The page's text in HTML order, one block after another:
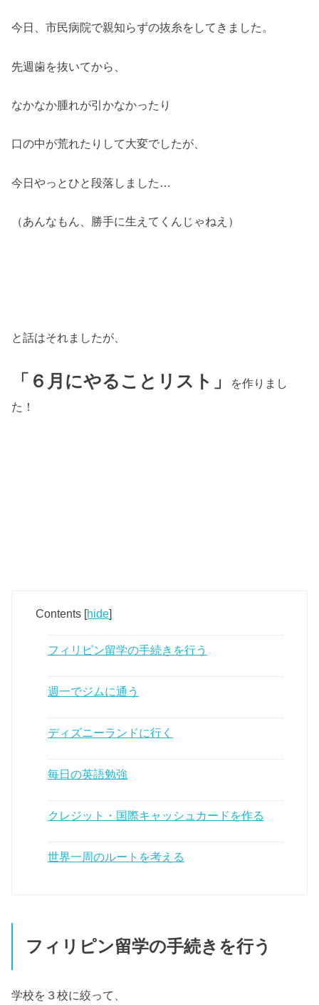
今日、市民病院で親知らずの抜糸をしてきました。
先週歯を抜いてから、
なかなか腫れが引かなかったり
口の中が荒れたりして大変でしたが、
今日やっとひと段落しました…
（あんなもん、勝手に生えてくんじゃねえ）
と話はそれましたが、
「６月にやることリスト」
を作りまし
た！
Contents [hide]
フィリピン留学の手続きを行う
週一でジムに通う
ディズニーランドに行く
毎日の英語勉強
クレジット・国際キャッシュカードを作る
世界一周のルートを考える
フィリピン留学の手続きを行う
学校を３校に絞って、